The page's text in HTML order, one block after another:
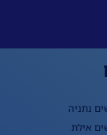
נתניה
אילת